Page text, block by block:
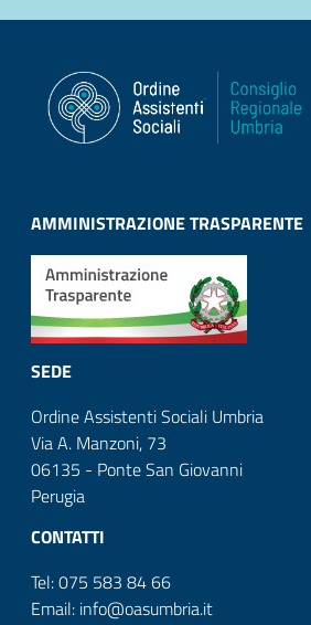
AMMINISTRAZIONE TRASPARENTE
SEDE
Ordine Assistenti Sociali Umbria
Via A. Manzoni, 73
06135 - Ponte San Giovanni
Perugia
CONTATTI
Tel: 075 583 84 66
Email: info@oasumbria.it